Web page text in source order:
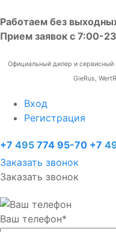
Работаем без
Прием заявок с 7:00-
Официальный дилер и сервисный
GieRus,
Вход
Регистрация
+7 495 774 95-70 +7
Заказать звонок
Заказать звонок
Ваш телефон*